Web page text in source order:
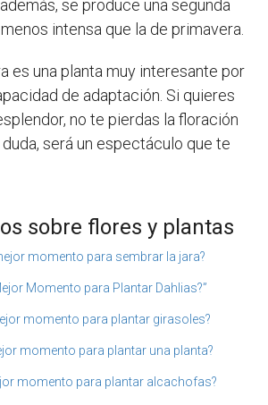
se produce una segunda
intensa que la de primavera.
es una planta muy interesante por
de adaptación. Si quieres
no te pierdas la floración
será un espectáculo que te
sobre flores y plantas
momento para sembrar la jara?
Momento para Plantar Dahlias?”
momento para plantar girasoles?
momento para plantar una planta?
momento para plantar alcachofas?